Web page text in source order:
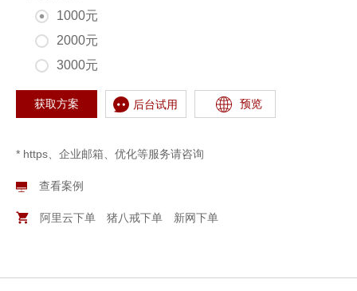
1000元
2000元
3000元
获取方案 后台试用 预览
* https、企业邮箱、优化等服务请咨询
查看案例
阿里云下单 猪八戒下单 新网下单